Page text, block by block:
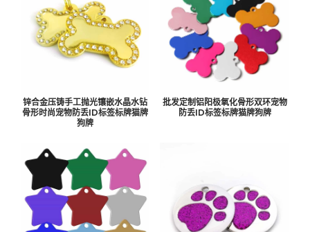
锌合金压铸手工抛光镶嵌水晶水钻
骨形时尚宠物防丢ID标签标牌猫牌
狗牌
批发定制铝阳极氧化骨形双环宠物
防丢ID标签标牌猫牌狗牌